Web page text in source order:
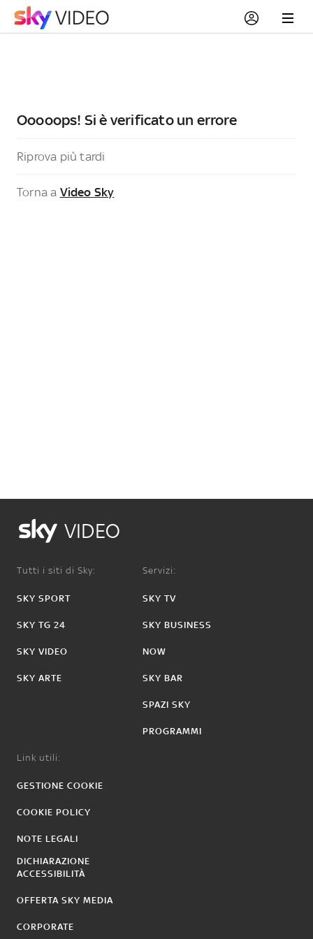
Ooooops! Si è verificato un errore
Riprova più tardi
Torna a Video Sky
VIDEO
Tutti i siti di Sky:
SKY SPORT
SKY TG 24
SKY VIDEO
SKY ARTE
Servizi:
SKY TV
SKY BUSINESS
NOW
SKY BAR
SPAZI SKY
PROGRAMMI
Link utili:
GESTIONE COOKIE
COOKIE POLICY
NOTE LEGALI
DICHIARAZIONE
ACCESSIBILITÀ
OFFERTA SKY MEDIA
CORPORATE